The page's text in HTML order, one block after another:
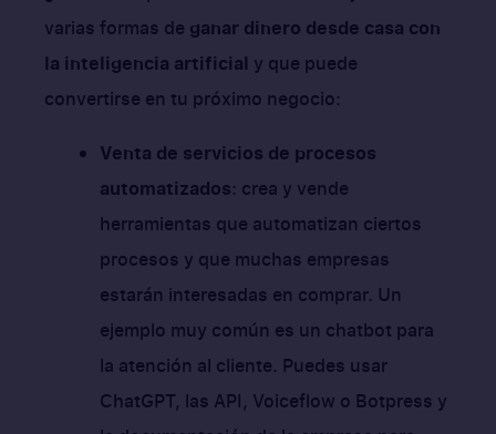
varias formas de ganar dinero desde casa con
la inteligencia artificial y que puede
convertirse en tu próximo negocio:
Venta de servicios de procesos
automatizados: crea y vende
herramientas que automatizan ciertos
procesos y que muchas empresas
estarán interesadas en comprar. Un
ejemplo muy común es un chatbot para
la atención al cliente. Puedes usar
ChatGPT, las API, Voiceflow o Botpress y